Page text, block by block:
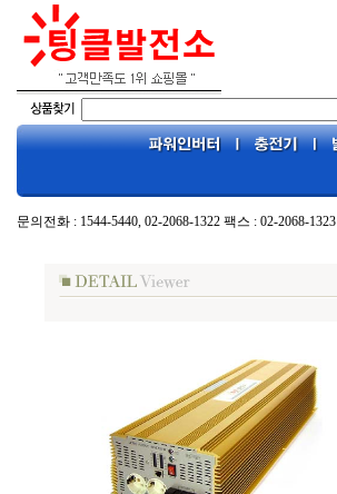
문의전화 : 1544-5440, 02-2068-1322 팩스 : 02-2068-1323